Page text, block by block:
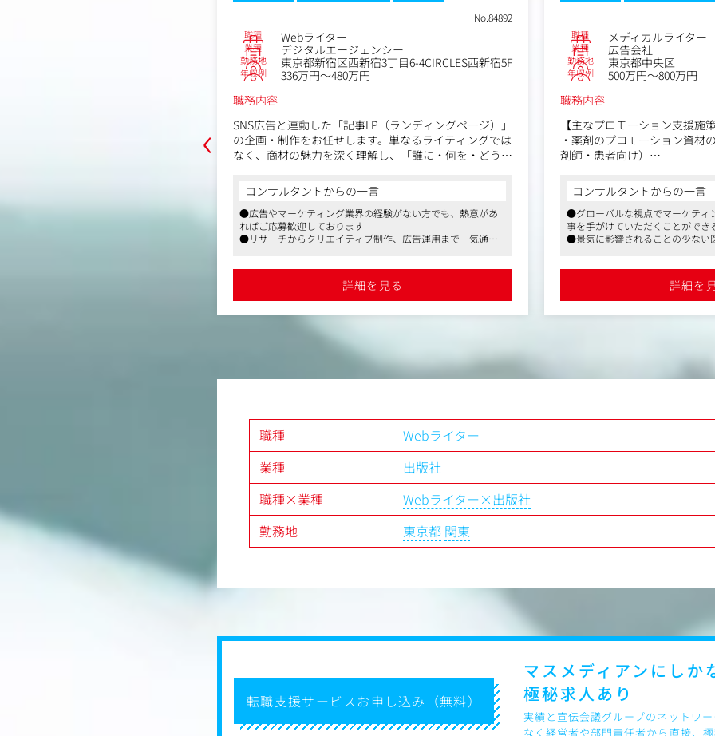
‹
No.84892
職種 Webライター
業種 デジタルエージェンシー
勤務地 東京都新宿区西新宿3丁目6-4CIRCLES西新宿5F
年収例
336万円～480万円
職務内容
SNS広告と連動した「記事LP（ランディングページ）」
の企画・制作をお任せします。単なるライティングでは
なく、商材の魅力を深く理解し、「誰に・何を・どう伝
事です。
コスメや健康食品、ジム・サロンなどのBtoC商材に強
みを持ち、TikTok広告では国内トップパートナーにも選
出されています。
■商品・市場・ユーザーのリサーチ
商品の成分や特徴、競合との違い、想定されるユーザー
イトを深掘りしていきます。
マーケティング力や情報収集力が自然と鍛えられるステ
■記事構成・素材の設計
必要に応じて画像素材の手配も行います（社内のエディ
ターに依頼、自分で制作、外注など柔軟に対応可能で
す）。
■記事の執筆・改善
構成に沿ってライティングを行い、専用ツールで記事を
制作します。
実務を通じて、HTML・CSSなどの基礎知識も身につけ
ることができます。
新規作成は月2～3本程度、あわせて既存記事の改善やリ
専任の分析チームがあるため、まずはライティングに集
コンサルタントからの一言
●広告やマーケティング業界の経験がない方でも、熱意があ
ればご応募歓迎しております
●リサーチからクリエイティブ制作、広告運用まで一気通貫
詳細を見る
職種 メディカルライター
業種 広告会社
勤務地 東京都中央区
年収例
500万円～800万円
職務内容
【主なプロモーション支援施
・薬剤のプロモーション資材
剤師・患者向け）
個々の担当クライアントを受
で企画段階から取材、執筆、
幅広く行っていただきます。
【Key Result Areas】
・原稿執筆・リライト
や記録集、患者向けの冊子の
また、ライターの執筆した原
テーマに基づいて、文献検索
立て方法などを企画します。
コンサルタントからの一言
●グローバルな視点でマーケティ
事を手がけていただくことができ
●景気に影響されることの少ない
詳細を
職種
Webライター
業種
出版社
職種×業種
Webライター×出版社
勤務地
東京都 関東
転職支援サービスお申し込み（無料）
マスメディアンにしか
極秘求人あり
実績と宣伝会議グループのネットワ
なく経営者や部門責任者から直接、